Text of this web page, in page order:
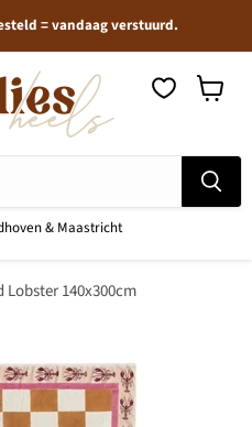
= vandaag verstuurd.
& Maastricht
Lobster 140x300cm